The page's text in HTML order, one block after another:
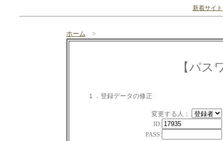
新着サイト
ホーム >
【パス
１．登録データの修正
変更する人：
ID:
PASS: